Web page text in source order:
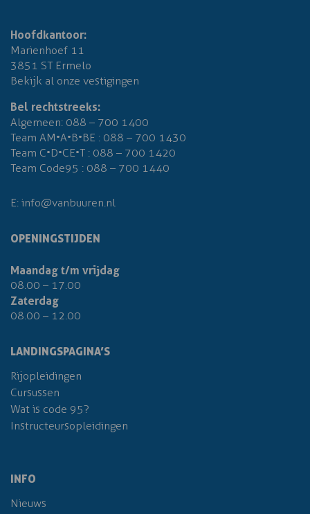
Hoofdkantoor:
Marienhoef 11
3851 ST Ermelo
Bekijk al onze vestigingen
Bel rechtstreeks:
Algemeen: 088 – 700 1400
Team AM•A•B•BE : 088 – 700 1430
Team C•D•CE•T : 088 – 700 1420
Team Code95 : 088 – 700 1440
E: info@vanbuuren.nl
OPENINGSTIJDEN
Maandag t/m vrijdag
08.00 – 17.00
Zaterdag
08.00 – 12.00
LANDINGSPAGINA’S
Rijopleidingen
Cursussen
Wat is code 95?
Instructeursopleidingen
INFO
Nieuws